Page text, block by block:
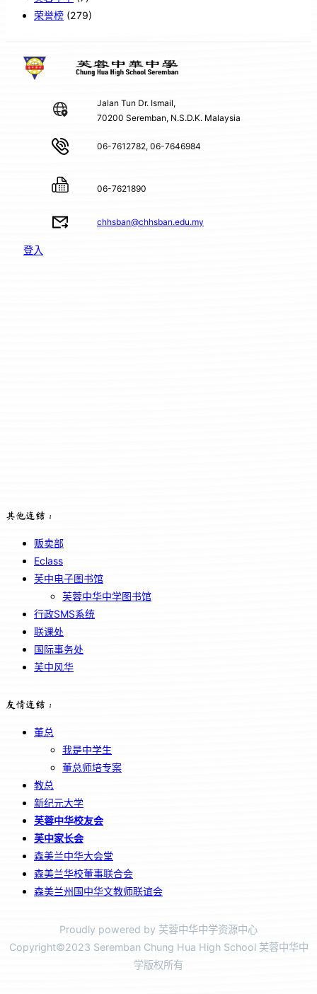
荣誉榜 (279)
Jalan Tun Dr. Ismail,
70200 Seremban, N.S.D.K. Malaysia
06-7612782, 06-7646984
06-7621890
chhsban@chhsban.edu.my
登入
其他连结：
贩卖部
Eclass
芙中电子图书馆
芙蓉中华中学图书馆
行政SMS系统
联课处
国际事务处
芙中风华
友情连结：
董总
我是中学生
董总师培专案
教总
新纪元大学
芙蓉中华校友会
芙中家长会
森美兰中华大会堂
森美兰华校董事联合会
森美兰州国中华文教师联谊会
Proudly powered by 芙蓉中华中学资源中心
Copyright©2023 Seremban Chung Hua High School 芙蓉中华中
学版权所有